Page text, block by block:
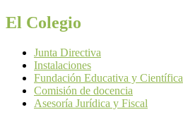
El Colegio
Junta Directiva
Instalaciones
Fundación Educativa y Científica
Comisión de docencia
Asesoría Jurídica y Fiscal